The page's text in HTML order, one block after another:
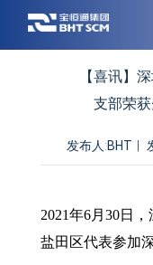
【喜讯】
支部荣
发布人:BHT
2021年6月30日
盐田区代表参加